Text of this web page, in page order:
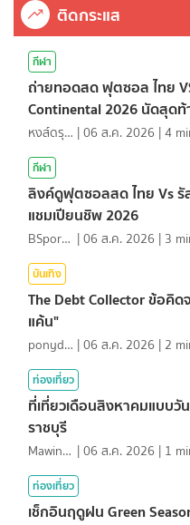
ติดกระแส
กีฬา
ถ่ายทอดสด ฟุตซอล ไทย
Continental 2026 นัดสุดท้
หงส์ดรุณ |06 ส.ค. 2026 |4
กีฬา
ลิงค์ดูฟุตซอลสด ไทย Vs รั
แชมเปียนชิพ 2026
BSports8 |06 ส.ค. 2026 | 3
บันเทิง
The Debt Collector ข้อคิ
แค้น"
ponydiary |06 ส.ค. 2026 | 2
ท่องเที่ยว
ที่เที่ยวเดือนสิงหาคมแบบวั
ราชบุรี
MawinMatravel |06 ส.ค. 2026 | 1
ท่องเที่ยว
เช็กอินฤดูฝน Green